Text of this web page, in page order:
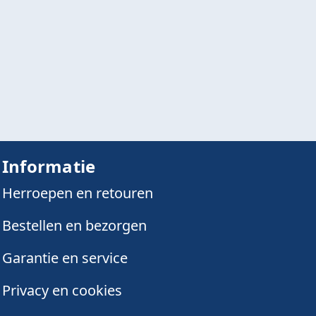
Informatie
Herroepen en retouren
Bestellen en bezorgen
Garantie en service
Privacy en cookies